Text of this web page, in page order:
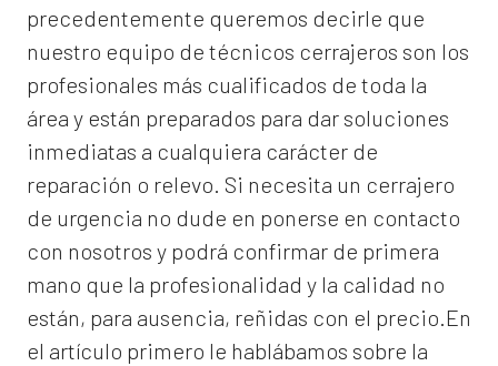
precedentemente queremos decirle que
nuestro equipo de técnicos cerrajeros son los
profesionales más cualificados de toda la
área y están preparados para dar soluciones
inmediatas a cualquiera carácter de
reparación o relevo. Si necesita un cerrajero
de urgencia no dude en ponerse en contacto
con nosotros y podrá confirmar de primera
mano que la profesionalidad y la calidad no
están, para ausencia, reñidas con el precio.En
el artículo primero le hablábamos sobre la